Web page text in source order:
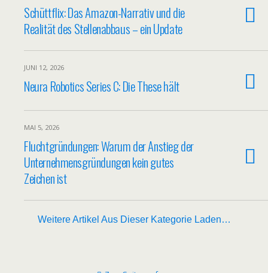
Schüttflix: Das Amazon-Narrativ und die
Realität des Stellenabbaus – ein Update
JUNI 12, 2026
Neura Robotics Series C: Die These hält
MAI 5, 2026
Fluchtgründungen: Warum der Anstieg der
Unternehmensgründungen kein gutes
Zeichen ist
Weitere Artikel Aus Dieser Kategorie Laden…